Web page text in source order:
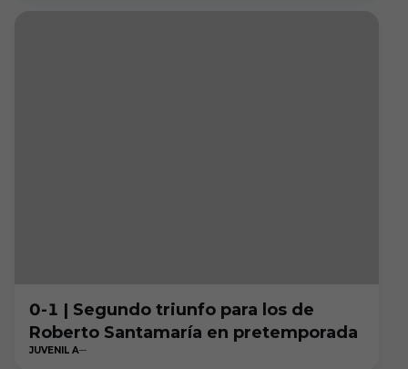
0-1 | Segundo triunfo para los de
Roberto Santamaría en pretemporada
JUVENIL A